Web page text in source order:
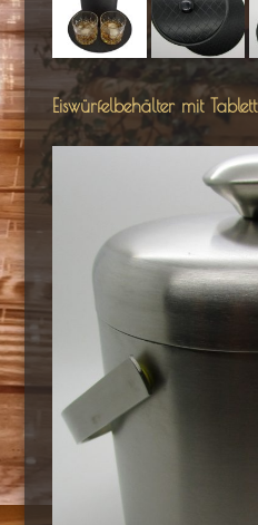
Eiswürfelbehälter mit Tablett